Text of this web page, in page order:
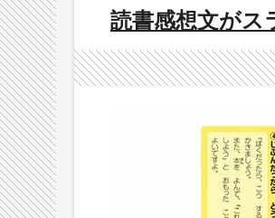
読書感想文が